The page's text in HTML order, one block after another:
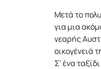
Μετά το
για μια
νεαρής
οικογένειά
Σ’ ένα